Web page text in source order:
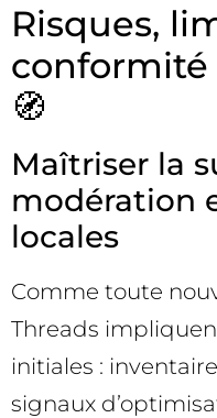
Risques,
conformité
🧭
Maîtriser la
modération
locales
Comme toute
Threads
initiales :
signaux